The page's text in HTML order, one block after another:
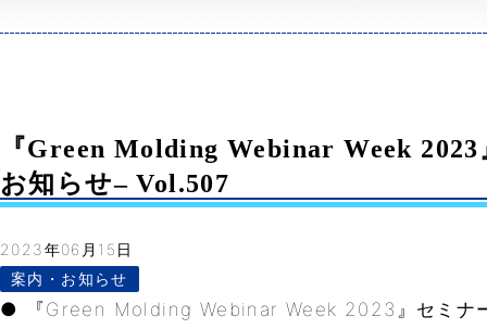
『Green Molding Webinar Week
お知らせ– Vol.507
2023年06月15日
案内・お知らせ
● 『Green Molding Webinar Week 2023』セミナ